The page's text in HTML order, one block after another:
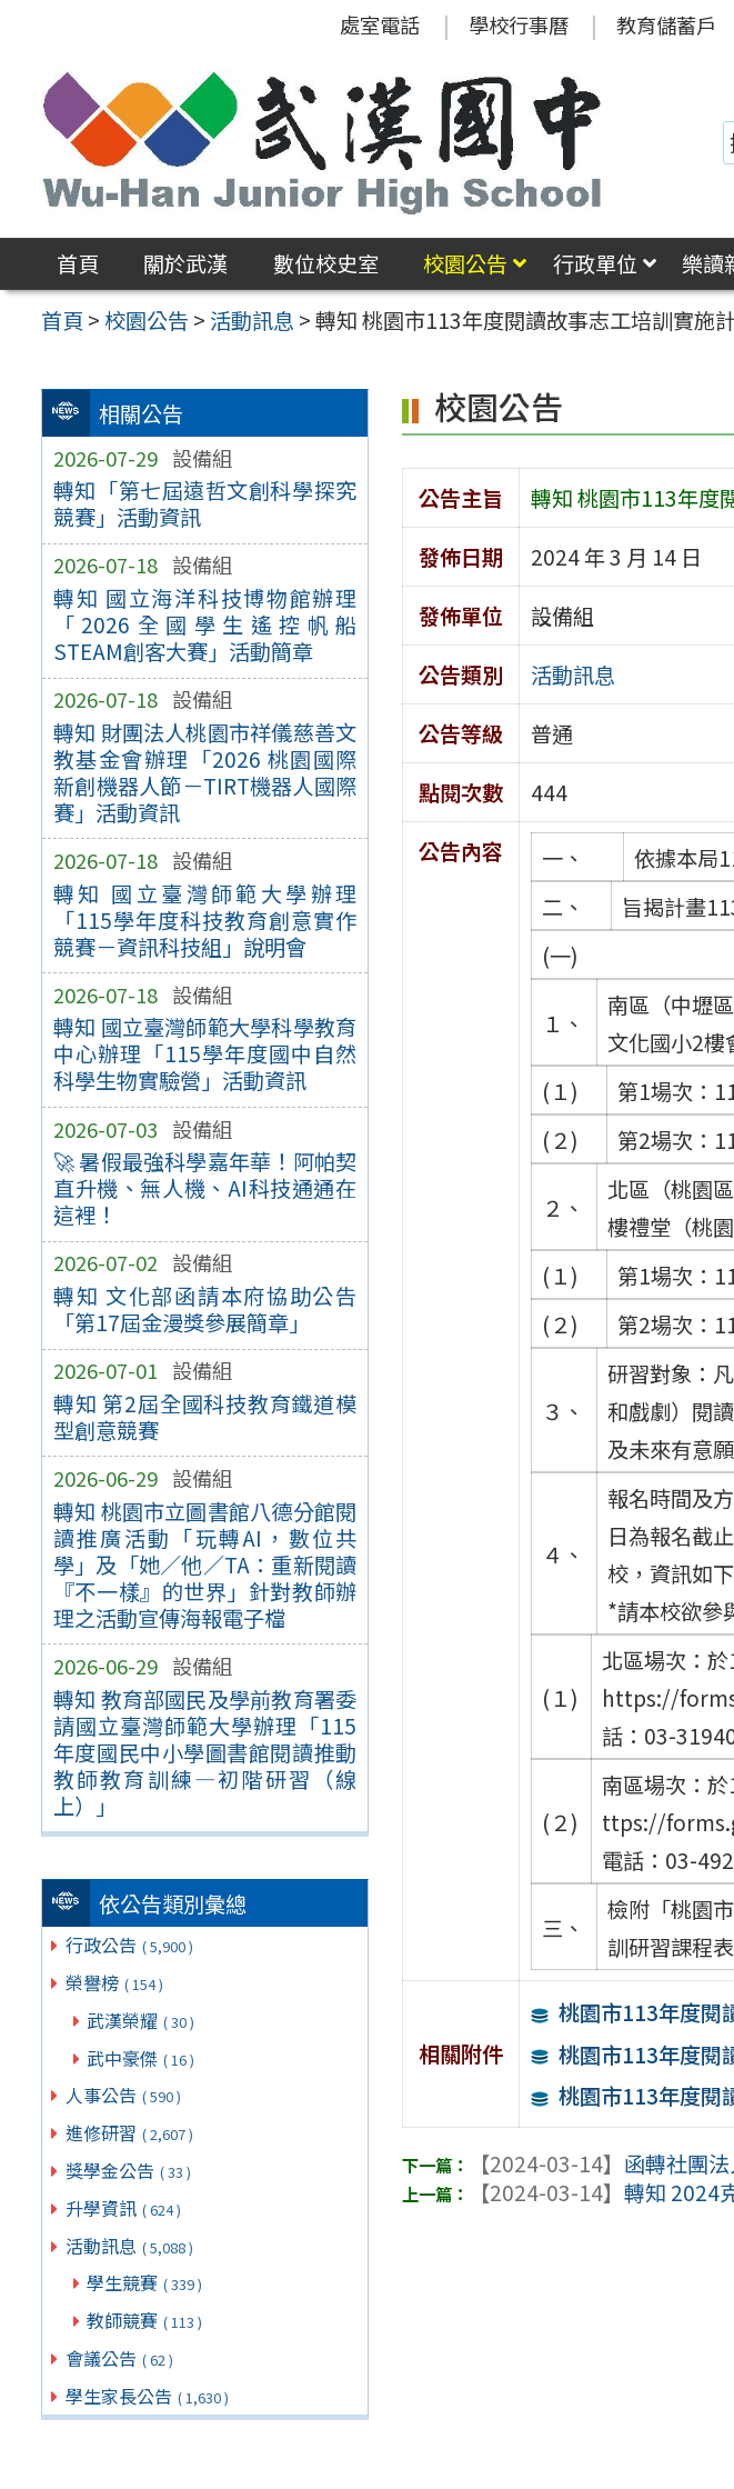
區
處室電話 學校行事曆 教育儲蓄戶
首頁 關於武漢 數位校史室 校園公告 行政單位 樂讀
首頁 >校園公告 > 活動訊息 >轉知 桃園市113年度閱讀故事志工培訓實施
相關公告
2026-07-29 設備組
轉知「第七屆遠哲文創科學探究
競賽」活動資訊
2026-07-18 設備組
轉知 國立海洋科技博物館辦理
「2026全國學生遙控帆船
STEAM創客大賽」活動簡章
2026-07-18 設備組
轉知 財團法人桃園市祥儀慈善文
教基金會辦理「2026 桃園國際
新創機器人節－TIRT機器人國際
賽」活動資訊
2026-07-18 設備組
轉知 國立臺灣師範大學辦理
「115學年度科技教育創意實作
競賽－資訊科技組」說明會
2026-07-18 設備組
轉知 國立臺灣師範大學科學教育
中心辦理「115學年度國中自然
科學生物實驗營」活動資訊
2026-07-03 設備組
🚀 暑假最強科學嘉年華！阿帕契
直升機、無人機、AI科技通通在
這裡！
2026-07-02 設備組
轉知 文化部函請本府協助公告
「第17屆金漫獎參展簡章」
2026-07-01 設備組
轉知 第2屆全國科技教育鐵道模
型創意競賽
2026-06-29 設備組
轉知 桃園市立圖書館八德分館閱
讀推廣活動「玩轉AI，數位共
學」及「她／他／TA：重新閱讀
『不一樣』的世界」針對教師辦
理之活動宣傳海報電子檔
2026-06-29 設備組
轉知 教育部國民及學前教育署委
請國立臺灣師範大學辦理「115
年度國民中小學圖書館閱讀推動
教師教育訓練—初階研習（線
上）」
依公告類別彙總
行政公告 ( 5,900 )
榮譽榜 ( 154 )
武漢榮耀 ( 30 )
武中豪傑 ( 16 )
人事公告 ( 590 )
進修研習 ( 2,607 )
獎學金公告 ( 33 )
升學資訊 ( 624 )
活動訊息 ( 5,088 )
學生競賽 ( 339 )
教師競賽 ( 113 )
會議公告 ( 62 )
學生家長公告 ( 1,630 )
校園公告
公告主旨
轉知 桃園市113年度
發佈日期
2024 年 3 月 14 日
發佈單位
設備組
公告類別
活動訊息
公告等級
普通
點閱次數
444
公告內容
一、
依據本局
二、
旨揭計畫
(一)
１、
南區（中壢
文化國小2樓
(１)
第1場次：
(２)
第2場次：
２、
北區（桃園
樓禮堂（桃
(１)
第1場次：
(２)
第2場次：
３、
研習對象：
和戲劇）閱
及未來有意
４、
報名時間及
日為報名截
校，資訊如下
*請本校欲參
(１)
北區場次：
https://
話：03-
(２)
南區場次：
ttps://
電話：03-
三、
檢附「桃園
訓研習課程
相關附件
桃園市113年度閱
桃園市113年度閱
桃園市113年度閱
【2024-03-14】 函轉社團
【2024-03-14】轉知 2024